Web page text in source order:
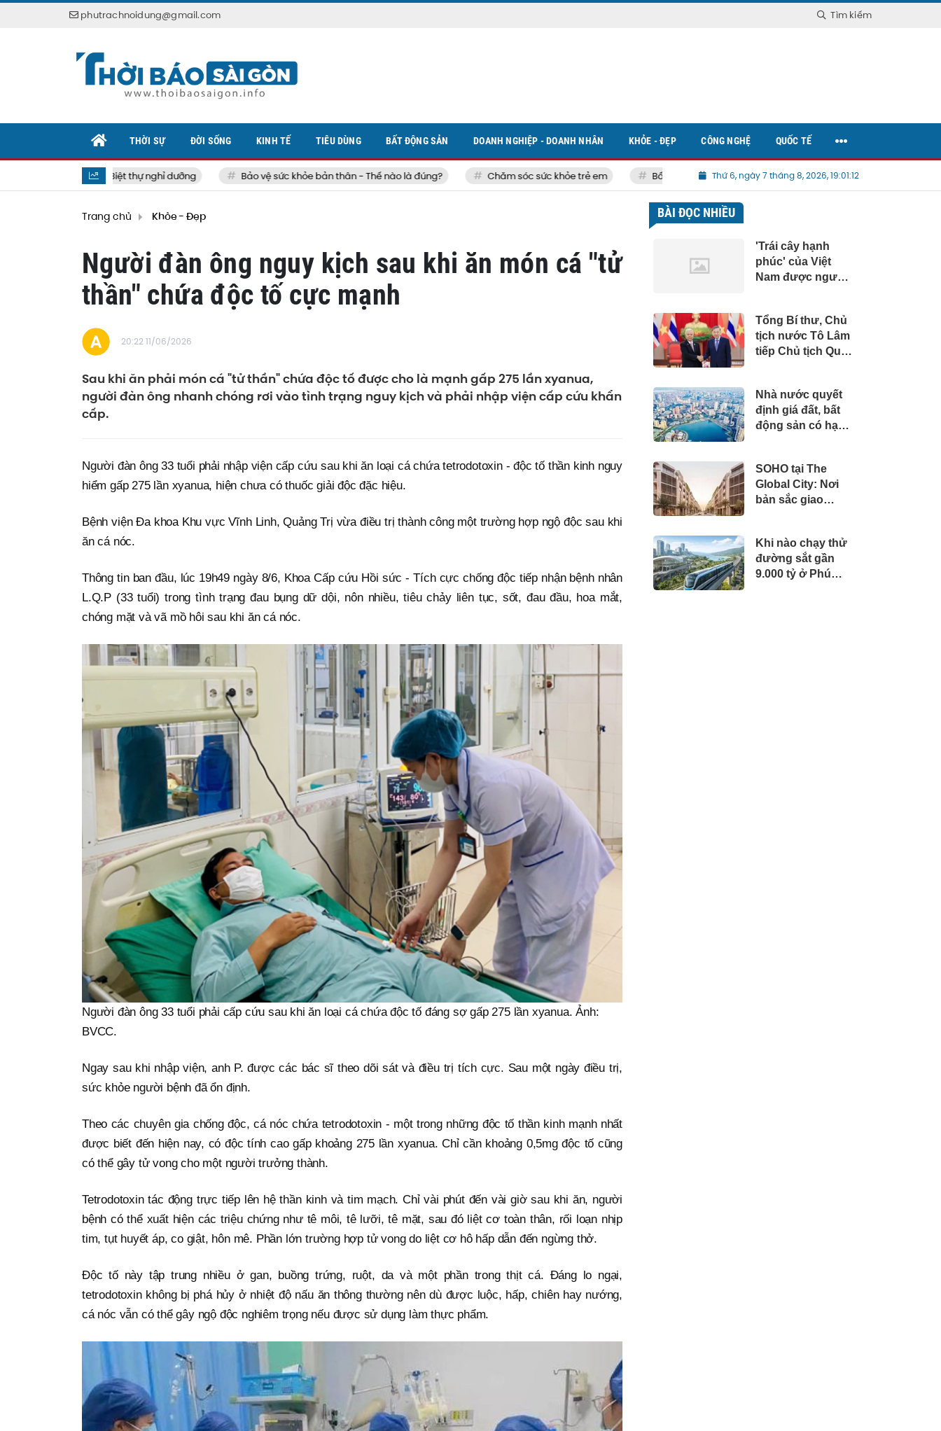
phutrachnoidung@gmail.com Tìm kiếm
Biệt thự nghỉ dưỡng Bảo vệ sức khỏe bản thân - Thế nào là đúng? Chăm sóc sức khỏe trẻ em Bất động sản Việt NamThứ 6, ngày 7 tháng 8, 2026, 19:01:14
THỜI SỰ ĐỜI SỐNG KINH TẾ TIÊU DÙNG BẤT ĐỘNG SẢN DOANH NGHIỆP - DOANH NHÂN KHỎE - ĐẸP CÔNG NGHỆ QUỐC TẾ
Trang chủ Khỏe - Đẹp
Người đàn ông nguy kịch sau khi ăn món cá "tử
thần" chứa độc tố cực mạnh
20:22 11/06/2026
Sau khi ăn phải món cá "tử thần" chứa độc tố được cho là mạnh gấp 275 lần xyanua,
người đàn ông nhanh chóng rơi vào tình trạng nguy kịch và phải nhập viện cấp cứu khẩn
cấp.
Người đàn ông 33 tuổi phải nhập viện cấp cứu sau khi ăn loại cá chứa tetrodotoxin - độc tố thần kinh nguy
hiểm gấp 275 lần xyanua, hiện chưa có thuốc giải độc đặc hiệu.
Bệnh viện Đa khoa Khu vực Vĩnh Linh, Quảng Trị vừa điều trị thành công một trường hợp ngộ độc sau khi
ăn cá nóc.
Thông tin ban đầu, lúc 19h49 ngày 8/6, Khoa Cấp cứu Hồi sức - Tích cực chống độc tiếp nhận bệnh nhân
L.Q.P (33 tuổi) trong tình trạng đau bụng dữ dội, nôn nhiều, tiêu chảy liên tục, sốt, đau đầu, hoa mắt,
chóng mặt và vã mồ hôi sau khi ăn cá nóc.
Người đàn ông 33 tuổi phải cấp cứu sau khi ăn loại cá chứa độc tố đáng sợ gấp 275 lần xyanua. Ảnh:
BVCC.
Ngay sau khi nhập viện, anh P. được các bác sĩ theo dõi sát và điều trị tích cực. Sau một ngày điều trị,
sức khỏe người bệnh đã ổn định.
Theo các chuyên gia chống độc, cá nóc chứa tetrodotoxin - một trong những độc tố thần kinh mạnh nhất
được biết đến hiện nay, có độc tính cao gấp khoảng 275 lần xyanua. Chỉ cần khoảng 0,5mg độc tố cũng
có thể gây tử vong cho một người trưởng thành.
Tetrodotoxin tác động trực tiếp lên hệ thần kinh và tim mạch. Chỉ vài phút đến vài giờ sau khi ăn, người
bệnh có thể xuất hiện các triệu chứng như tê môi, tê lưỡi, tê mặt, sau đó liệt cơ toàn thân, rối loạn nhịp
tim, tụt huyết áp, co giật, hôn mê. Phần lớn trường hợp tử vong do liệt cơ hô hấp dẫn đến ngừng thở.
Độc tố này tập trung nhiều ở gan, buồng trứng, ruột, da và một phần trong thịt cá. Đáng lo ngại,
tetrodotoxin không bị phá hủy ở nhiệt độ nấu ăn thông thường nên dù được luộc, hấp, chiên hay nướng,
cá nóc vẫn có thể gây ngộ độc nghiêm trọng nếu được sử dụng làm thực phẩm.
BÀI ĐỌC NHIỀU
'Trái cây hạnh
phúc' của Việt
Nam được người
loạt đại gia chạy
đua mở rộng diện
tích
Tổng Bí thư, Chủ
tịch nước Tô Lâm
tiếp Chủ tịch Quốc
Nhà nước quyết
định giá đất, bất
động sản có hạ
SOHO tại The
Global City: Nơi
bản sắc giao
toàn cầu
Khi nào chạy thử
đường sắt gần
9.000 tỷ ở Phú